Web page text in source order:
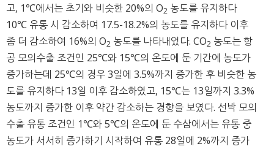
고, 1℃에서는 초기와 비슷한 20%의 O2 농도를 유지하다
10℃ 유통 시 감소하여 17.5-18.2%의 농도를 유지하다 이후
좀 더 감소하여 16%의 O2 농도를 나타내었다. CO2 농도는 항
공 모의수출 조건인 25℃와 15℃의 온도에 둔 기간에 농도가
증가하는데 25℃의 경우 3일에 3.5%까지 증가한 후 비슷한 농
도를 유지하다 13일 이후 감소하였고, 15℃는 13일까지 3.3%
농도까지 증가한 이후 약간 감소하는 경향을 보였다. 선박 모의
수출 유통 조건인 1℃와 5℃의 온도에 둔 수삼에서는 유통 중
농도가 서서히 증가하기 시작하여 유통 28일에 2%까지 증가